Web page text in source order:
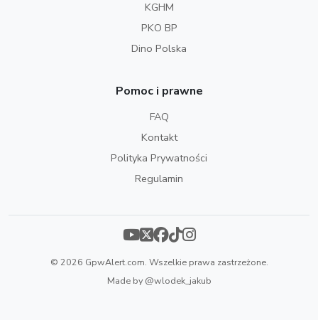
KGHM
PKO BP
Dino Polska
Pomoc i prawne
FAQ
Kontakt
Polityka Prywatności
Regulamin
© 2026 GpwAlert.com. Wszelkie prawa zastrzeżone.
Made by@wlodek_jakub